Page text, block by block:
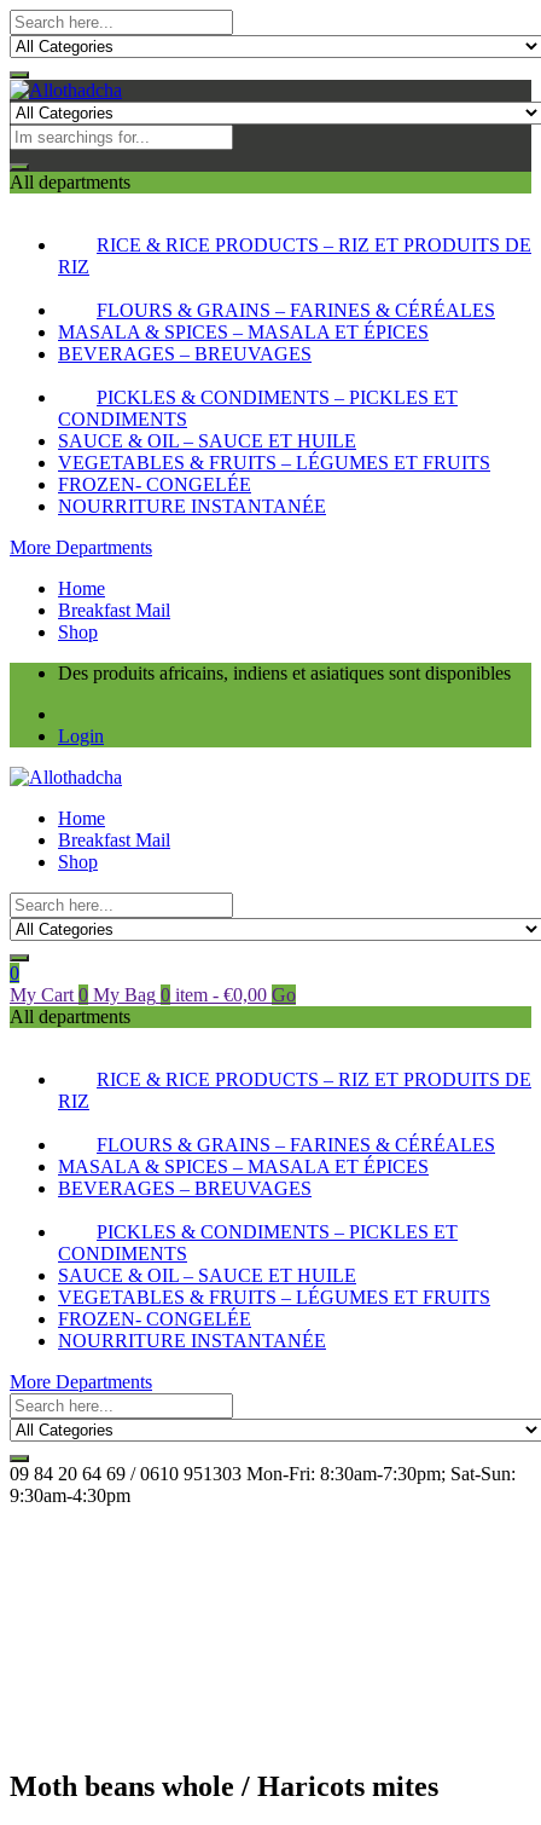
All departments
RICE & RICE PRODUCTS – RIZ ET PRODUITS DE
RIZ
FLOURS & GRAINS – FARINES & CÉRÉALES
MASALA & SPICES – MASALA ET ÉPICES
BEVERAGES – BREUVAGES
PICKLES & CONDIMENTS – PICKLES ET
CONDIMENTS
SAUCE & OIL – SAUCE ET HUILE
VEGETABLES & FRUITS – LÉGUMES ET FRUITS
FROZEN- CONGELÉE
NOURRITURE INSTANTANÉE
More Departments
Home
Breakfast Mail
Shop
Des produits africains, indiens et asiatiques sont disponibles
Login
Home
Breakfast Mail
Shop
0
My Cart 0 My Bag 0 item - €0,00 Go
All departments
RICE & RICE PRODUCTS – RIZ ET PRODUITS DE
RIZ
FLOURS & GRAINS – FARINES & CÉRÉALES
MASALA & SPICES – MASALA ET ÉPICES
BEVERAGES – BREUVAGES
PICKLES & CONDIMENTS – PICKLES ET
CONDIMENTS
SAUCE & OIL – SAUCE ET HUILE
VEGETABLES & FRUITS – LÉGUMES ET FRUITS
FROZEN- CONGELÉE
NOURRITURE INSTANTANÉE
More Departments
09 84 20 64 69 / 0610 951303 Mon-Fri: 8:30am-7:30pm; Sat-Sun:
9:30am-4:30pm
Moth beans whole / Haricots mites